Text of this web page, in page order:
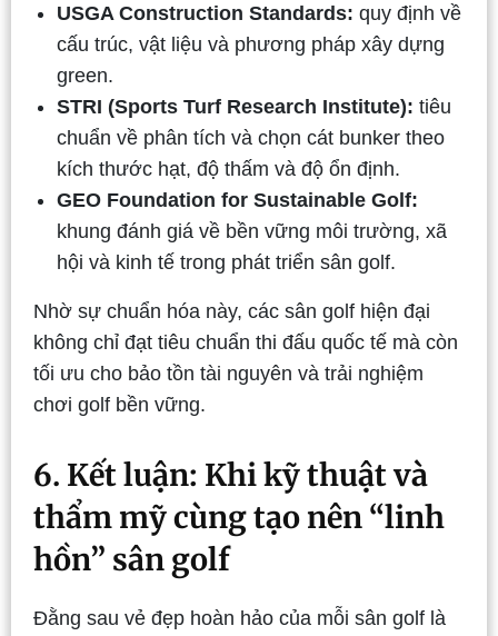
USGA Construction Standards: quy định về
cấu trúc, vật liệu và phương pháp xây dựng
green.
STRI (Sports Turf Research Institute): tiêu
chuẩn về phân tích và chọn cát bunker theo
kích thước hạt, độ thấm và độ ổn định.
GEO Foundation for Sustainable Golf:
khung đánh giá về bền vững môi trường, xã
hội và kinh tế trong phát triển sân golf.
Nhờ sự chuẩn hóa này, các sân golf hiện đại
không chỉ đạt tiêu chuẩn thi đấu quốc tế mà còn
tối ưu cho bảo tồn tài nguyên và trải nghiệm
chơi golf bền vững.
6. Kết luận: Khi kỹ thuật và
thẩm mỹ cùng tạo nên “linh
hồn” sân golf
Đằng sau vẻ đẹp hoàn hảo của mỗi sân golf là